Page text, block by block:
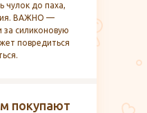
чулок до паха,
ВАЖНО —
за силиконовую
повредиться
покупают